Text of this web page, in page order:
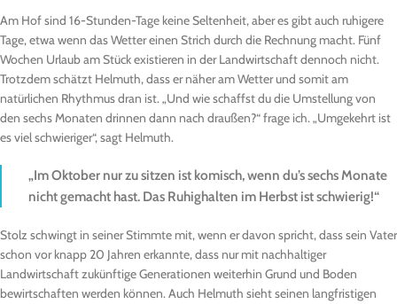
Am Hof sind 16-Stunden-Tage keine Seltenheit, aber es gibt auch ruhigere
Tage, etwa wenn das Wetter einen Strich durch die Rechnung macht. Fünf
Wochen Urlaub am Stück existieren in der Landwirtschaft dennoch nicht.
Trotzdem schätzt Helmuth, dass er näher am Wetter und somit am
natürlichen Rhythmus dran ist. „Und wie schaffst du die Umstellung von
den sechs Monaten drinnen dann nach draußen?“ frage ich. „Umgekehrt ist
es viel schwieriger“, sagt Helmuth.
„Im Oktober nur zu sitzen ist komisch, wenn du’s sechs Monate
nicht gemacht hast. Das Ruhighalten im Herbst ist schwierig!“
Stolz schwingt in seiner Stimmte mit, wenn er davon spricht, dass sein Vater
schon vor knapp 20 Jahren erkannte, dass nur mit nachhaltiger
Landwirtschaft zukünftige Generationen weiterhin Grund und Boden
bewirtschaften werden können. Auch Helmuth sieht seinen langfristigen